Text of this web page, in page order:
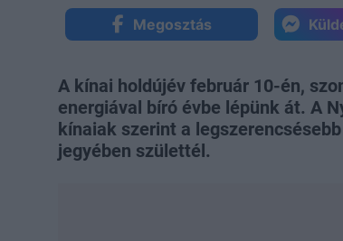
Megosztás
A kínai holdújév február 10-én,
energiával bíró évbe lépünk át. A
kínaiak szerint a
jegyében születtél.